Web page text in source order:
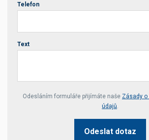
Telefon
Text
Your website *
Odesláním formuláře přijímáte naše Zásady o
údajů.
Odeslat dotaz